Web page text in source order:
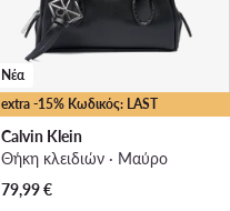
extra -15% Κωδικός: LAST
Νέα
Calvin Klein
Θήκη κλειδιών · Μαύρο
79,99€